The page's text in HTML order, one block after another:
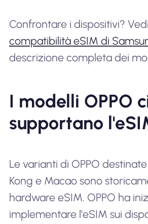
Confrontare i dispositivi? Vedi
compatibilità eSIM di
descrizione completa dei
I modelli OPPO
supportano
Le varianti di OPPO
Kong e Macao sono
hardware eSIM. OPPO ha
implementare l'eSIM sui